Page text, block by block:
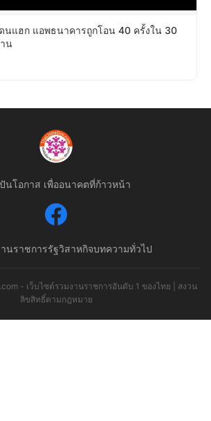
แฮก แอพธนาคารถูกโอน 40 ครั้งใน 30
น
นโอกาส เพื่ออนาคตที่ก้าวหน้า
านราชการรัฐวิสาหกิจบทความทั่วไป
- เว็บไซต์รวมงานราชการอันดับ 1 ของไทย | สงวน
ลิขสิทธิ์ตามกฎหมาย